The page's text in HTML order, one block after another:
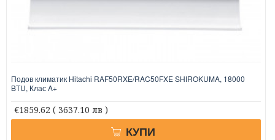
Подов климатик Hitachi RAF50RXE/RAC50FXE SHIROKUMA, 18000
BTU, Клас A+
€1859.62 ( 3637.10 лв )
КУПИ